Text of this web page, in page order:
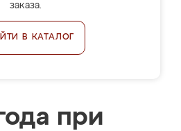
заказа.
В КАТАЛОГ
при